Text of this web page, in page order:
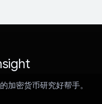
加密货币研究好帮手。